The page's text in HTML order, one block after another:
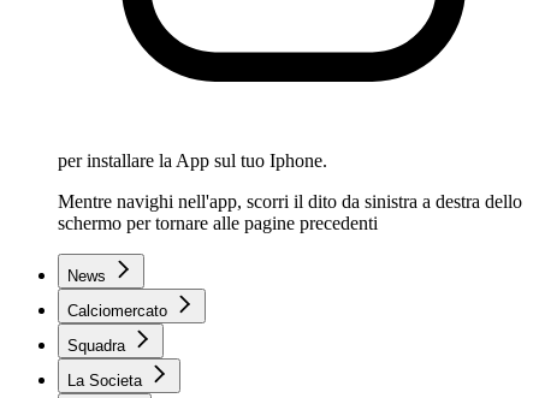
per installare la App sul tuo Iphone.
Mentre navighi nell'app, scorri il dito da sinistra a destra dello
schermo per tornare alle pagine precedenti
News
Calciomercato
Squadra
La Societa